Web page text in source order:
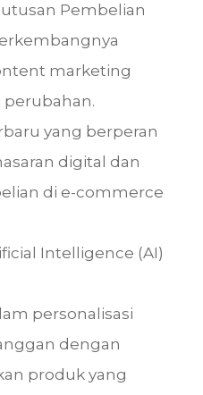
Pembelian
marketing
yang berperan
digital dan
di e-commerce
Intelligence (AI)
personalisasi
dengan
produk yang